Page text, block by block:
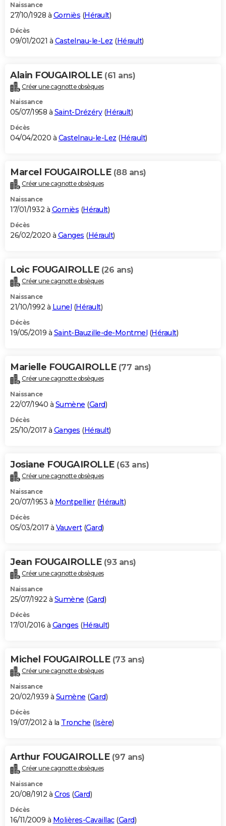
Naissance
27/10/1928 à Gorniès (Hérault)
Décès
09/01/2021 à Castelnau-le-Lez (Hérault)
Alain FOUGAIROLLE (61 ans)
Créer une cagnotte obsèques
Naissance
05/07/1958 à Saint-Drézéry(Hérault)
Décès
04/04/2020 à Castelnau-le-Lez (Hérault)
Marcel FOUGAIROLLE (88 ans)
Créer une cagnotte obsèques
Naissance
17/01/1932 à Gorniès (Hérault)
Décès
26/02/2020 à Ganges (Hérault)
Loic FOUGAIROLLE (26 ans)
Créer une cagnotte obsèques
Naissance
21/10/1992 à Lunel (Hérault)
Décès
19/05/2019 à Saint-Bauzille-de-Montmel (Hérault)
Marielle FOUGAIROLLE (77 ans)
Créer une cagnotte obsèques
Naissance
22/07/1940 à Sumène (Gard)
Décès
25/10/2017 à Ganges (Hérault)
Josiane FOUGAIROLLE (63 ans)
Créer une cagnotte obsèques
Naissance
20/07/1953 à Montpellier(Hérault)
Décès
05/03/2017 à Vauvert(Gard)
Jean FOUGAIROLLE (93 ans)
Créer une cagnotte obsèques
Naissance
25/07/1922 à Sumène (Gard)
Décès
17/01/2016 à Ganges (Hérault)
Michel FOUGAIROLLE (73 ans)
Créer une cagnotte obsèques
Naissance
20/02/1939 à Sumène (Gard)
Décès
19/07/2012 à la Tronche (Isère)
Arthur FOUGAIROLLE (97 ans)
Créer une cagnotte obsèques
Naissance
20/08/1912 à Cros (Gard)
Décès
16/11/2009 à Molières-Cavaillac(Gard)